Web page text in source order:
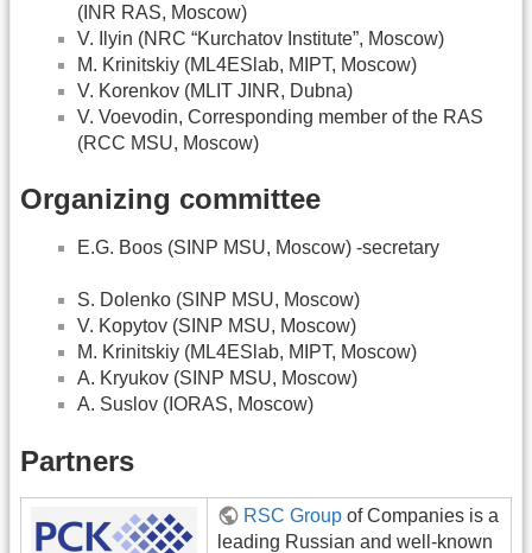
(INR RAS, Moscow)
V. Ilyin (NRC “Kurchatov Institute”, Moscow)
M. Krinitskiy (ML4ESlab, MIPT, Moscow)
V. Korenkov (MLIT JINR, Dubna)
V. Voevodin, Сorresponding member of the RAS
(RCC MSU, Moscow)
Organizing committee
E.G. Boos (SINP MSU, Moscow) -secretary
S. Dolenko (SINP MSU, Moscow)
V. Kopytov (SINP MSU, Moscow)
M. Krinitskiy (ML4ESlab, MIPT, Moscow)
A. Kryukov (SINP MSU, Moscow)
A. Suslov (IORAS, Moscow)
Partners
RSC Group of Companies is a
leading Russian and well-known